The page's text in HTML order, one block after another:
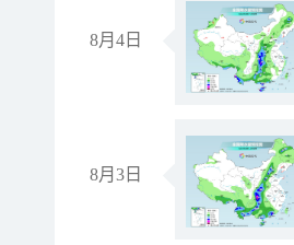
8月4日
8月3日